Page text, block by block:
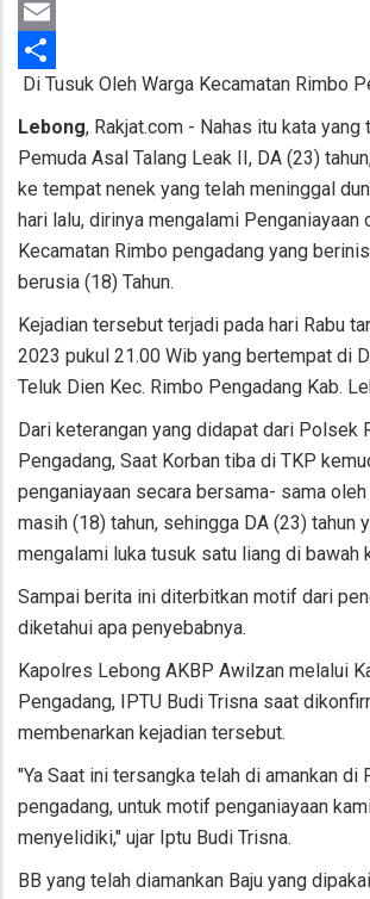
Twitter
Email
Share
Di Tusuk Oleh Warga Kecamatan Rimbo
Lebong, Rakjat.com - Nahas itu kata yang
Pemuda Asal Talang Leak II, DA (23)
ke tempat nenek yang telah meninggal
hari lalu, dirinya mengalami Penganiayaan
Kecamatan Rimbo pengadang yang
berusia (18) Tahun.
Kejadian tersebut terjadi pada hari Rabu
2023 pukul 21.00 Wib yang bertempat di
Teluk Dien Kec. Rimbo Pengadang Kab.
Dari keterangan yang didapat dari Polsek
Pengadang, Saat Korban tiba di TKP
penganiayaan secara bersama- sama
masih (18) tahun, sehingga DA (23) tahun
mengalami luka tusuk satu liang di bawah
Sampai berita ini diterbitkan motif dari
diketahui apa penyebabnya.
Kapolres Lebong AKBP Awilzan melalui
Pengadang, IPTU Budi Trisna saat
membenarkan kejadian tersebut.
"Ya Saat ini tersangka telah di amankan di
pengadang, untuk motif penganiayaan
menyelidiki," ujar Iptu Budi Trisna.
BB yang telah diamankan Baju yang